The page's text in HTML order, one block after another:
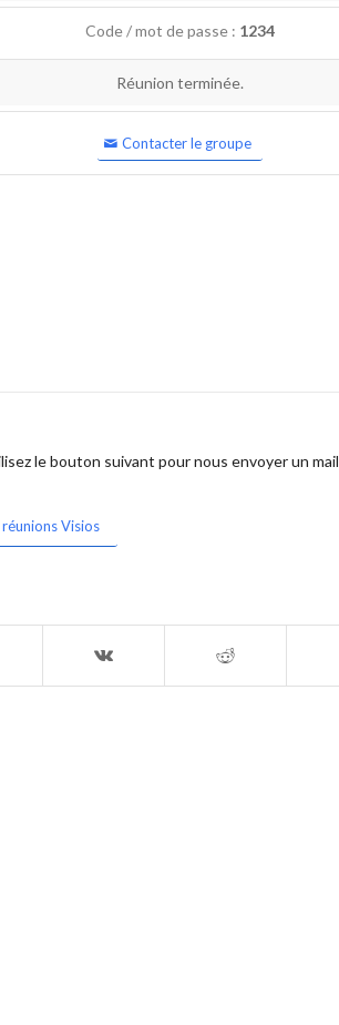
Code / mot de passe : 1234
Réunion terminée.
Contacter le groupe
le bouton suivant pour nous envoyer un
Visios